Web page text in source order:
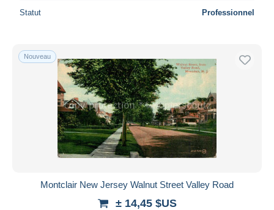
Statut Professionnel
Nouveau
Montclair New Jersey Walnut Street Valley Road
± 14,45 $US